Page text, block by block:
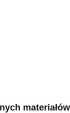
materiałów